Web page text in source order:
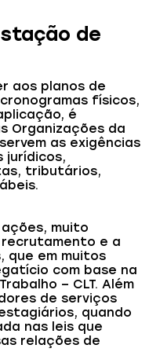
de
aos planos de
físicos,
é
Organizações da
as exigências
jurídicos,
tributários,
muito
e a
que em muitos
com base na
– CLT. Além
de serviços
quando
nas leis que
relações de